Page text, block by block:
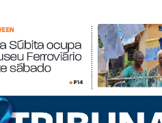
• P14
Súbita ocupa
Ferroviário
Súbita ocupa
Ferroviário
Súbita ocupa
sábado